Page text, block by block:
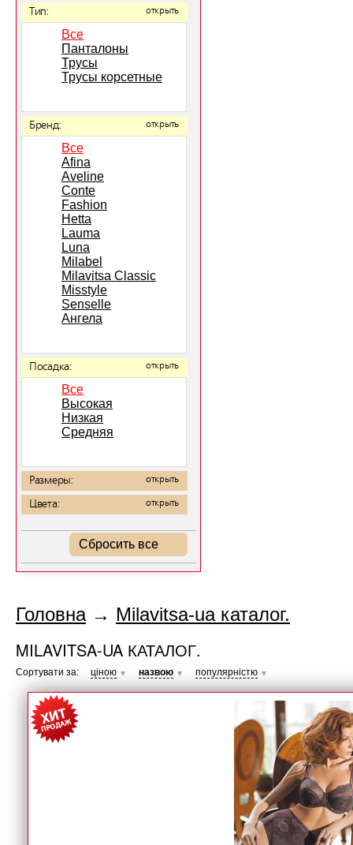
Тип: открыть
Все
Панталоны
Трусы
Трусы корсетные
Бренд: открыть
Все
Afina
Aveline
Conte
Fashion
Hetta
Lauma
Luna
Milabel
Milavitsa Classic
Misstyle
Senselle
Ангела
Посадка: открыть
Все
Высокая
Низкая
Средняя
Размеры: открыть
Цвета: открыть
Сбросить все
Головна→ Milavitsa-ua каталог.
MILAVITSA-UA КАТАЛОГ.
Сортувати за: ціною ▼ назвою ▼ популярністю ▼